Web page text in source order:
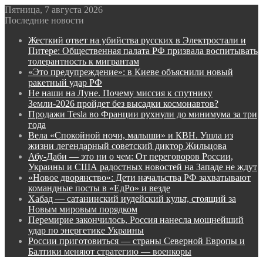
Пятница, 7 августа 2026
Последние новости
Жесткий ответ на убийства русских в Электростали и
Питере: Общественная палата РФ призвала воспитывать
толерантность к мигрантам
«Это предупреждение»: в Киеве объяснили новый
ракетный удар РФ
Не наши на Луне. Почему миссия к спутнику
Земли-2026 пройдет без высадки космонавтов?
Продажи Tesla во Франции рухнули до минимума за три
года
Вела «Спокойной ночи, малыши» и КВН. Ушла из
жизни легендарный советский диктор Жильцова
Абу-Даби — это ни о чем: От переговоров России,
Украины и США радостных новостей на Западе не ждут
«Новое дворянство»: Дети начальства РФ захватывают
командные посты в «ЕдРо» и везде
Хабад — сатанинский иудейский культ, стоящий за
Новым мировым порядком
Перемирие закончилось, Россия нанесла мощнейший
удар по энергетике Украины
России приготовиться — страны Северной Европы и
Балтики меняют стратегию — военкоры